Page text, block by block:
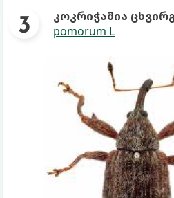
კოკრიჭამია
pomorum L